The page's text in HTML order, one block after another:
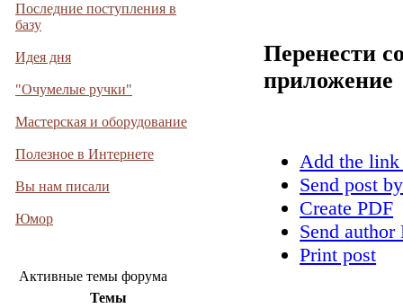
Последние поступления в
базу
Идея дня
"Очумелые ручки"
Мастерская и оборудование
Полезное в Интернете
Вы нам писали
Юмор
Активные темы форума
Темы
Перенести
приложение
Add the
Send post
Create PDF
Send
Print post